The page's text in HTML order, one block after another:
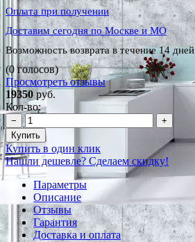
Оплата при получении
Доставим сегодня по Москве и МО
Возможность возврата в течение 14 дней
(0 голосов)
Просмотреть отзывы
19350 руб.
Кол-во:
−
+
Купить
Купить в один клик
Нашли дешевле? Сделаем скидку!
Параметры
Описание
Отзывы
Гарантия
Доставка и оплата